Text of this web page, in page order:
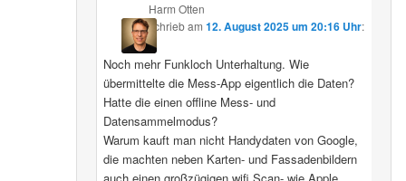
Harm Otten
schriebam 12. August 2025 um 20:16 Uhr:
Noch mehr Funkloch Unterhaltung. Wie
übermittelte die Mess-App eigentlich die Daten?
Hatte die einen offline Mess- und
Datensammelmodus?
Warum kauft man nicht Handydaten von Google,
die machten neben Karten- und Fassadenbildern